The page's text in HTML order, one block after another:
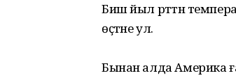
Биш йыл рәттән
өҫтәне ул.
Бынан алда Америка